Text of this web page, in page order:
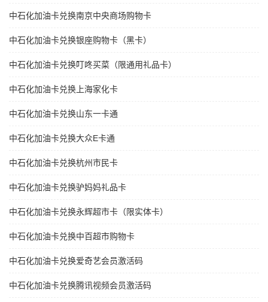
中石化加油卡兑换南京中央商场购物卡
中石化加油卡兑换银座购物卡（黑卡）
中石化加油卡兑换叮咚买菜（限通用礼品卡）
中石化加油卡兑换上海家化卡
中石化加油卡兑换山东一卡通
中石化加油卡兑换大众E卡通
中石化加油卡兑换杭州市民卡
中石化加油卡兑换驴妈妈礼品卡
中石化加油卡兑换永辉超市卡（限实体卡）
中石化加油卡兑换中百超市购物卡
中石化加油卡兑换爱奇艺会员激活码
中石化加油卡兑换腾讯视频会员激活码